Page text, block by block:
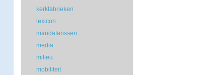
kerkfabrieken
lexicon
mandatarissen
media
milieu
mobiliteit